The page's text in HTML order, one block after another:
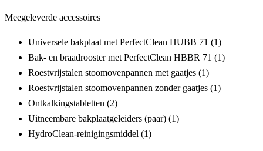
Meegeleverde accessoires
Universele bakplaat met PerfectClean HUBB 71 (1)
Bak- en braadrooster met PerfectClean HBBR 71 (1)
Roestvrijstalen stoomovenpannen met gaatjes (1)
Roestvrijstalen stoomovenpannen zonder gaatjes (1)
Ontkalkingstabletten (2)
Uitneembare bakplaatgeleiders (paar) (1)
HydroClean-reinigingsmiddel (1)